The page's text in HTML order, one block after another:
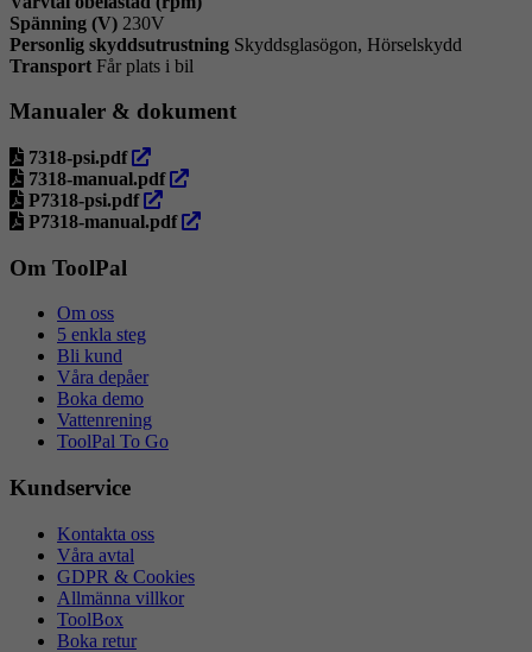
Spänning (V) 230V
Personlig skyddsutrustning Skyddsglasögon, Hörselskydd
Transport Får plats i bil
Manualer & dokument
7318-psi.pdf öppna
i
ny
flik
7318-manual.pdf öppna
ny
P7318-psi.pdf öppna
i
P7318-manual.pdf öppna
Om ToolPal
Om oss
5 enkla steg
Bli kund
Våra depåer
Boka demo
Vattenrening
ToolPal To Go
Kundservice
Kontakta oss
Våra avtal
GDPR & Cookies
Allmänna villkor
ToolBox
Boka retur